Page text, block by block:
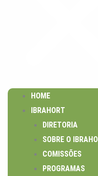
HOME
IBRAHORT
DIRETORIA
SOBRE O
COMISSÕES
PROGRAMAS